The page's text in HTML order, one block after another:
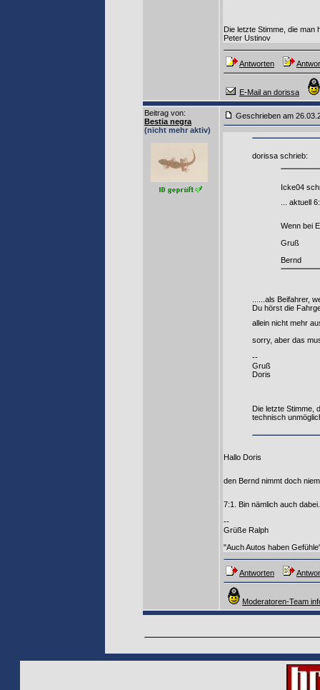
Die letzte Stimme, die
Peter Ustinov
Antworten
E-Mail an dorissa
Beitrag von:
Bestia negra
(nicht mehr aktiv)
Geschrieben am
dorissa schrieb:
Icke04
... aktuell
Wenn bei
Gruß
Bernd
......als Beifahrer,
Du hörst die
allein nicht mehr
sorry, aber das
--
Gruß
Doris
Die letzte Stimme,
technisch
Hallo Doris
den Bernd nimmt doch
7:1. Bin nämlich auch
--
Grüße Ralph
"Auch Autos haben
Antworten
Moderatoren-Team